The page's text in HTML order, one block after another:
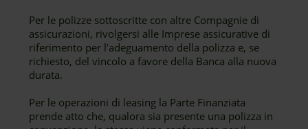
Per le polizze sottoscritte con altre Compagnie di
assicurazioni, rivolgersi alle Imprese assicurative di
riferimento per l’adeguamento della polizza e, se
richiesto, del vincolo a favore della Banca alla nuova
durata.
Per le operazioni di leasing la Parte Finanziata
prende atto che, qualora sia presente una polizza in